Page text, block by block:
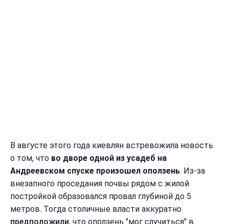
В августе этого года киевлян встревожила новость
о том, что во дворе одной из усадеб на
Андреевском спуске произошел оползень. Из-за
внезапного проседания почвы рядом с жилой
постройкой образовался провал глубиной до 5
метров. Тогда столичные власти аккуратно
предположили, что оползень "мог случиться" в